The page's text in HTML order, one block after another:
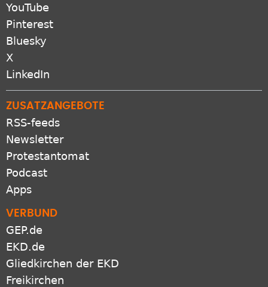
YouTube
Pinterest
Bluesky
X
LinkedIn
ZUSATZANGEBOTE
RSS-feeds
Newsletter
Protestantomat
Podcast
Apps
VERBUND
GEP.de
EKD.de
Gliedkirchen der EKD
Freikirchen